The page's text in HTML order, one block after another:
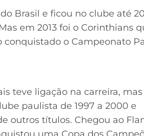
Brasil e ficou no clube até
em 2013 foi o Corinthians
o Campeonato
teve ligação na carreira, mas
paulista de 1997 a 2000 e
outros títulos. Chegou ao